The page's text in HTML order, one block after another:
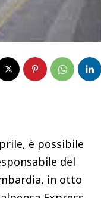
è possibile
del
in otto